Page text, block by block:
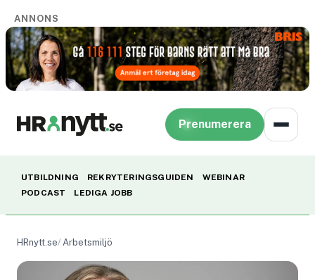
ANNONS
Prenumerera
UTBILDNING REKRYTERINGSGUIDEN
WEBINAR
PODCAST
LEDIGA JOBB
HRnytt.se Arbetsmiljö